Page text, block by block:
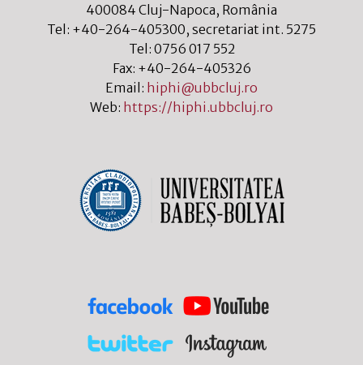
400084 Cluj-Napoca, România
Tel: +40-264-405300, secretariat int. 5275
Tel: 0756 017 552
Fax: +40-264-405326
Email: hiphi@ubbcluj.ro
Web: https://hiphi.ubbcluj.ro